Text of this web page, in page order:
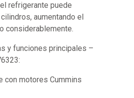
refrigerante puede
aumentando el
considerablemente.
y funciones principales –
con motores Cummins